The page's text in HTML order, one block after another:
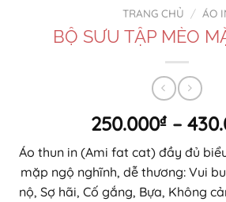
TRANG CHỦ / ÁO
BỘ SƯU TẬP MÈO
250.000₫ –
Áo thun in (Ami fat cat) đầy đủ
mặp ngộ nghĩnh, dễ thương: Vui
nộ, Sợ hãi, Cố gắng, Bựa, Không